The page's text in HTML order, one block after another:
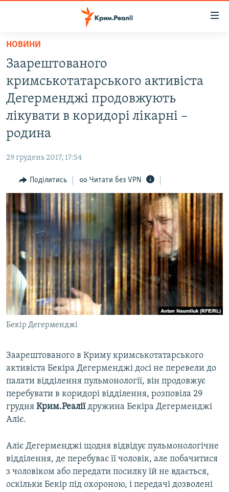
Перейти
основного
матеріалу
Перейти
до
основної
навігації
Перейти
до
ВОДА.КРИМ
ВІДЕО ТА ФОТО
ПОЛІТИКА
БЛОГИ
ІНТЕРВ'Ю
ВСЕ ЗА ДЕНЬ
СПЕЦПРОЕКТИ
ДЕПОРТАЦІЯ
ВІДЕОУРОКИ «ELIFBE»
СВІДЧЕННЯ ОКУПАЦІЇ
УКРАЇНСЬКА ПРОБЛЕМА КРИМУ
ІНФОГРАФІКА
ЯК ОБІЙТИ БЛОКУВАННЯ
Русский
Qırımtatar
ДОЛУЧАЙСЯ!
НОВИНИ
Заарештованого
кримськотатарського активіста
Дегерменджі продовжують
лікувати в коридорі лікарні –
родина
29 грудень 2017, 17:54
Поділитись Читати без VPN
Бекір Дегерменджі
Заарештованого в Криму кримськотатарського
активіста Бекіра Дегерменджі досі не перевели до
палати відділення пульмонології, він продовжує
перебувати в коридорі відділення, розповіла 29
грудня Крим.Реаліїдружина Бекіра Дегерменджі
Аліє.
Аліє Дегерменджі щодня відвідує пульмонологічне
відділення, де перебуває її чоловік, але побачитися
з чоловіком або передати посилку їй не вдається,
оскільки Бекір під охороною, і передачі дозволені